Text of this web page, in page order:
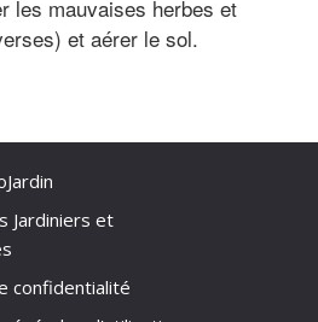
les mauvaises herbes et
et aérer le sol.
Jardiniers et
confidentialité